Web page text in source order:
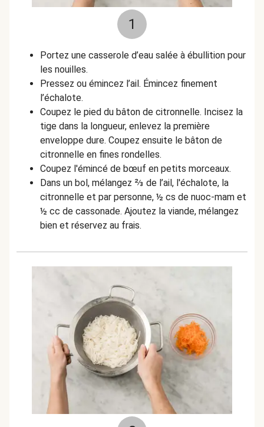
1
Portez une casserole d’eau salée à ébullition pour
les nouilles.
Pressez ou émincez l’ail. Émincez finement
l’échalote.
Coupez le pied du bâton de citronnelle. Incisez la
tige dans la longueur, enlevez la première
enveloppe dure. Coupez ensuite le bâton de
citronnelle en fines rondelles.
Coupez l'émincé de bœuf en petits morceaux.
Dans un bol, mélangez ⅔ de l’ail, l'échalote, la
citronnelle et par personne, ½ cs de nuoc-mam et
½ cc de cassonade. Ajoutez la viande, mélangez
bien et réservez au frais.